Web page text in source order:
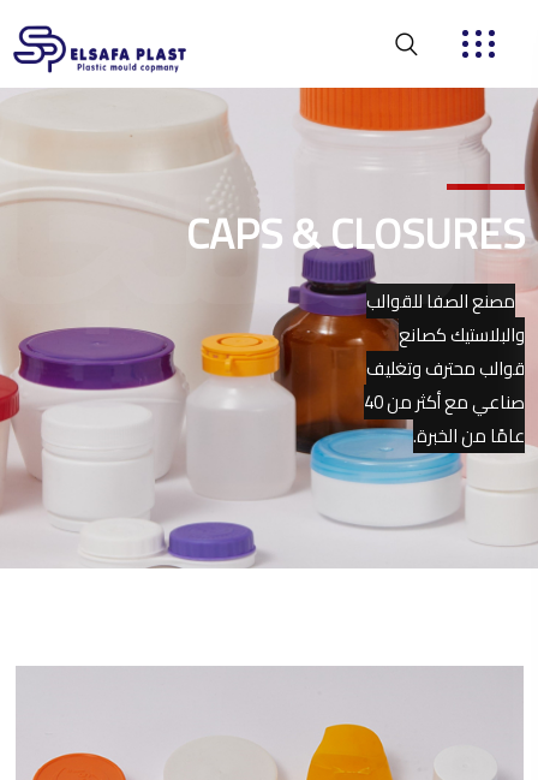
CAPS & CLOSURES
مصنع الصفا للقوالب
والبلاستيك كصانع
قوالب محترف وتغليف
صناعي مع أكثر من 40
عامًا من الخبرة.